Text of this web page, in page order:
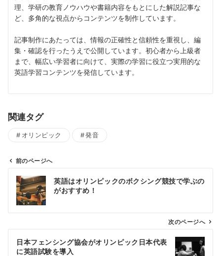
理、学研の教育ノウハウや書籍内容をもとにした解説記事な
ど、多角的な視点からコンテンツを制作しています。
記事制作にあたっては、情報の正確性と信頼性を重視し、編
集・確認を行ったうえで公開しています。初心者から上級者
まで、幅広い学習者に向けて、実際の学習に役立つ実用的な
英語学習コンテンツを発信しています。
関連タグ
オリンピック 発音
前のページへ
英語はオリンピックのボクシング競技で学ぶの
がおすすめ！
次のページへ
日本フェンシング協会がオリンピック日本代表
に英語試験を導入